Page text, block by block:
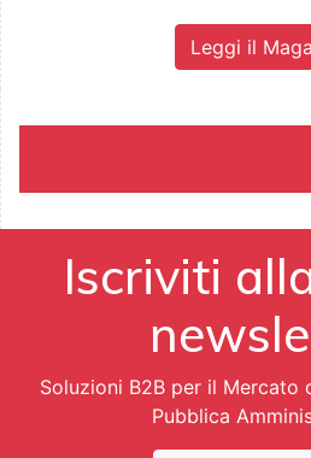
Leggi il
Iscriviti
Soluzioni B2B per il Mercato
Pubblica